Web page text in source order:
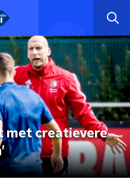
met creatievere